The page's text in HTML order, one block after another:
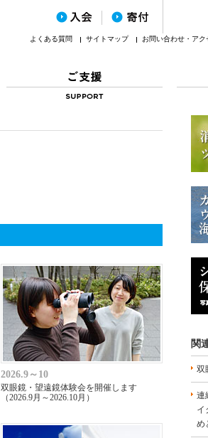
よくある質問 サイトマップ お問い合わせ・アク
2026.9～10
双眼鏡・望遠鏡体験会を開催します
（2026.9月～2026.10月）
関
双
連
イ
め